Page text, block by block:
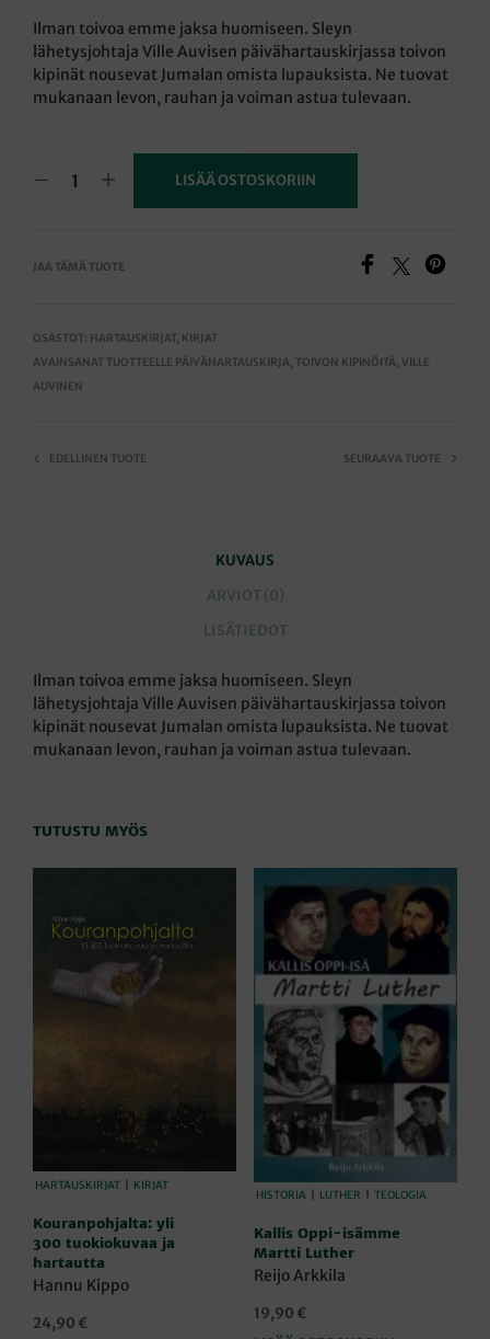
hinta
oli:
24,90 €.
hinta
on:
20,00 €.
Ilman toivoa emme jaksa huomiseen. Sleyn
lähetysjohtaja Ville Auvisen päivähartauskirjassa toivon
kipinät nousevat Jumalan omista lupauksista. Ne tuovat
mukanaan levon, rauhan ja voiman astua tulevaan.
LISÄÄ OSTOSKORIIN
JAA TÄMÄ TUOTE
OSASTOT: HARTAUSKIRJAT , KIRJAT
AVAINSANAT TUOTTEELLE PÄIVÄHARTAUSKIRJA, TOIVON KIPINÖITÄ, VILLE
AUVINEN
EDELLINEN TUOTE SEURAAVA TUOTE
KUVAUS
ARVIOT (0)
LISÄTIEDOT
Ilman toivoa emme jaksa huomiseen. Sleyn
lähetysjohtaja Ville Auvisen päivähartauskirjassa toivon
kipinät nousevat Jumalan omista lupauksista. Ne tuovat
mukanaan levon, rauhan ja voiman astua tulevaan.
TUTUSTU MYÖS
HARTAUSKIRJAT KIRJAT
Kouranpohjalta: yli
300 tuokiokuvaa ja
hartautta
Hannu Kippo
24,90 €
HISTORIA LUTHER TEOLOGIA
Kallis Oppi-isämme
Martti Luther
Reijo Arkkila
19,90 €